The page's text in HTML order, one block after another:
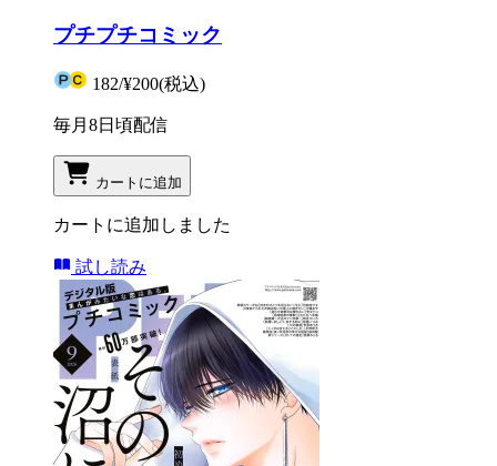
プチプチコミック
182/¥200(税込)
毎月8日頃配信
カートに追加
カートに追加しました
試し読み